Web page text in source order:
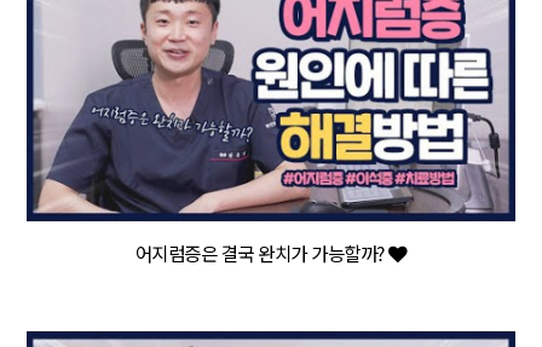
어지럼증은 결국 완치가 가능할까?